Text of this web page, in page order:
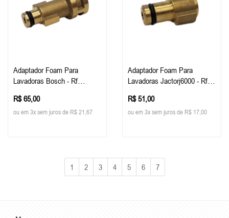
Adaptador Foam Para
Lavadoras Bosch - Rf
R$ 65,00
ou em 3x sem juros de R$ 21,67
Adaptador Foam Para
Lavadoras Jactorj6000 - Rf
R$ 51,00
ou em 3x sem juros de R$ 17,00
1 2 3 4 5 6 7